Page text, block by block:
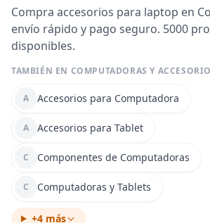
Compra accesorios para laptop en
envío rápido y pago seguro. 5000
disponibles.
TAMBIÉN EN COMPUTADORAS Y
A Accesorios para Computadora
A Accesorios para Tablet
C Componentes de Computadoras
C Computadoras y Tablets
+4 más